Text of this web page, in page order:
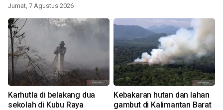
Jumat, 7 Agustus 2026
Karhutla di belakang dua
sekolah di Kubu Raya
Kebakaran hutan dan lahan
gambut di Kalimantan Barat